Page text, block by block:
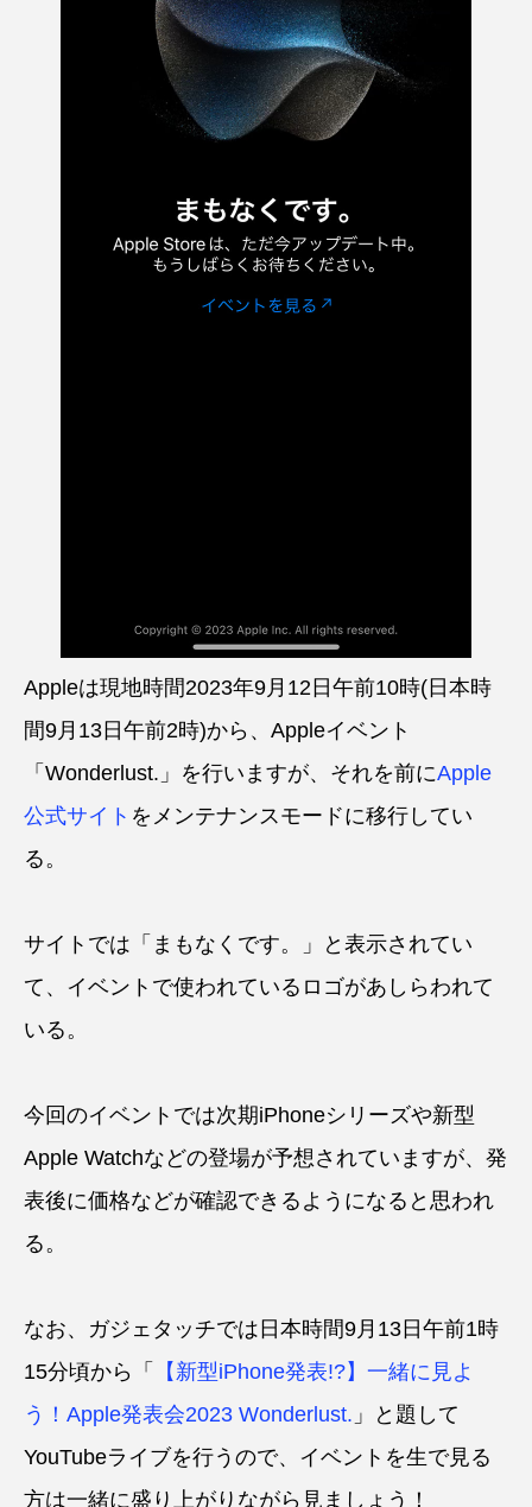
Appleは現地時間2023年9月12日午前10時(日本時
間9月13日午前2時)から、Appleイベント
「Wonderlust.」を行いますが、それを前にApple
公式サイト をメンテナンスモードに移行してい
る。
サイトでは「まもなくです。」と表示されてい
て、イベントで使われているロゴがあしらわれて
いる。
今回のイベントでは次期iPhoneシリーズや新型
Apple Watchなどの登場が予想されていますが、発
表後に価格などが確認できるようになると思われ
る。
なお、ガジェタッチでは日本時間9月13日午前1時
15分頃から「
【新型iPhone発表!?】一緒に見よ
う！Apple発表会2023 Wonderlust. 」と題して
YouTubeライブを行うので、イベントを生で見る
方は一緒に盛り上がりながら見ましょう！